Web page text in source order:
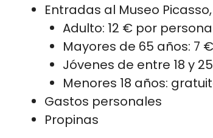
Entradas al Museo
Adulto: 12 € por persona
Mayores de 65 años: 7
Jóvenes de entre 18 y
Menores 18 años:
Gastos personales
Propinas